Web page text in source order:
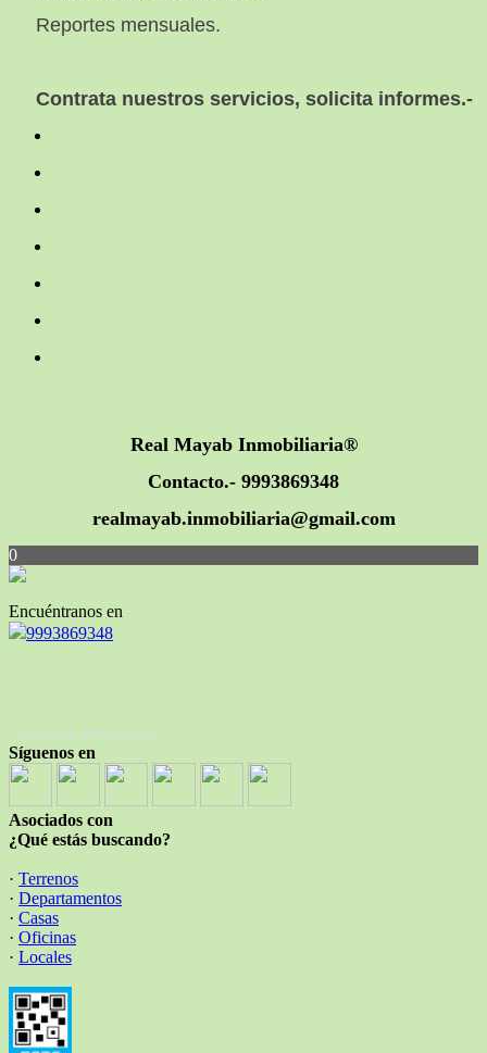
Reportes mensuales.
Contrata nuestros servicios, solicita informes.-
Real Mayab Inmobiliaria®
Contacto.- 9993869348
realmayab.inmobiliaria@gmail.com
0
Encuéntranos en
9993869348
· Aviso de Privacidad
Síguenos en
Asociados con
¿Qué estás buscando?
· Terrenos
· Departamentos
· Casas
· Oficinas
· Locales